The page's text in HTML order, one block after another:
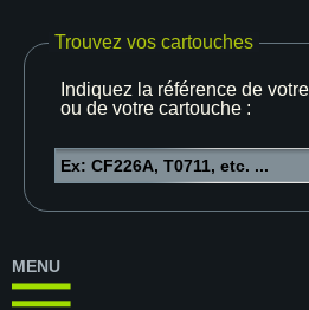
Trouvez vos cartouches
Indiquez la référence de votre
ou de votre cartouche :
MENU